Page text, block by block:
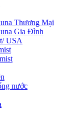
Thương Mại
Gia Đình
USA
nước